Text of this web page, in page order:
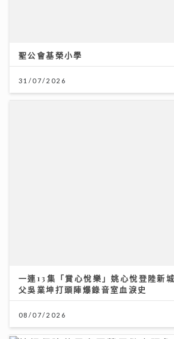
聖公會基榮小學
31/07/2026
一連13集「賞心悅樂」姚心悅登陸新
父吳業坤打頭陣爆錄音室血淚史
08/07/2026